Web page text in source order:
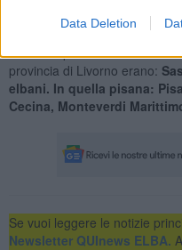
Data Deletion
Nella Regione Toscana
tra montani e
territori e per chi li abita.
provincia di Livorno erano:
elbani. In quella pisana:
Cecina, Monteverdi
Se vuoi leggere le notizie
Newsletter QUInews ELBA.